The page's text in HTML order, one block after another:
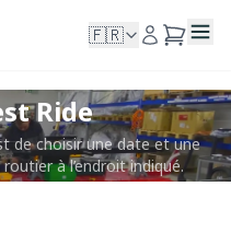
🇫🇷
Ride
de choisir une date et une
à l’endroit indiqué.